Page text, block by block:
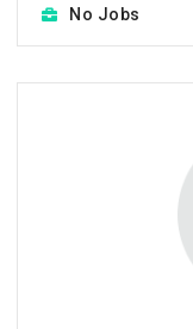
No Jobs